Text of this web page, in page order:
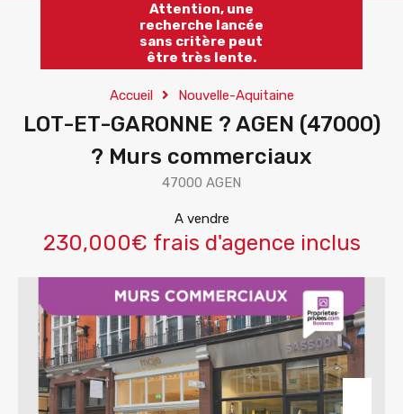
Attention, une
recherche lancée
sans critère peut
être très lente.
Accueil Nouvelle-Aquitaine
LOT-ET-GARONNE ? AGEN (47000)
? Murs commerciaux
47000 AGEN
A vendre
230,000€ frais d'agence inclus